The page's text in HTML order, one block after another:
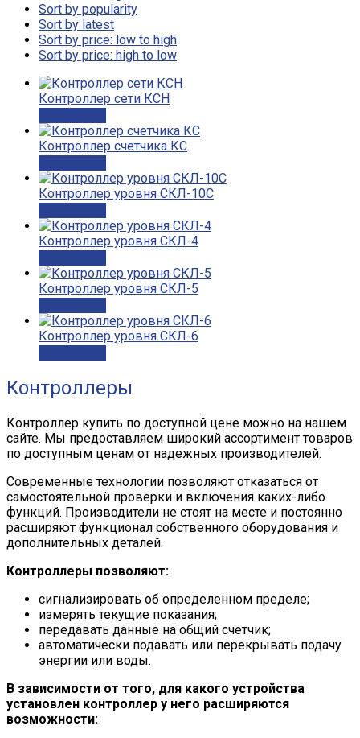
Sort by popularity
Sort by latest
Sort by price: low to high
Sort by price: high to low
Контроллер сети КСН
Контроллер счетчика КС
Контроллер уровня СКЛ-10С
Контроллер уровня СКЛ-4
Контроллер уровня СКЛ-5
Контроллер уровня СКЛ-6
Контроллеры
Контроллер купить по доступной цене можно на нашем
сайте. Мы предоставляем широкий ассортимент товаров
по доступным ценам от надежных производителей.
Современные технологии позволяют отказаться от
самостоятельной проверки и включения каких-либо
функций. Производители не стоят на месте и постоянно
расширяют функционал собственного оборудования и
дополнительных деталей.
Контроллеры позволяют:
сигнализировать об определенном пределе;
измерять текущие показания;
передавать данные на общий счетчик;
автоматически подавать или перекрывать подачу
энергии или воды.
В зависимости от того, для какого устройства
установлен контроллер у него расширяются
возможности: